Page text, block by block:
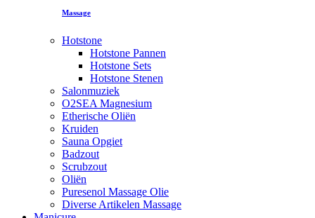
Massage
Hotstone
Hotstone Pannen
Hotstone Sets
Hotstone Stenen
Salonmuziek
O2SEA Magnesium
Etherische Oliën
Kruiden
Sauna Opgiet
Badzout
Scrubzout
Oliën
Puresenol Massage Olie
Diverse Artikelen Massage